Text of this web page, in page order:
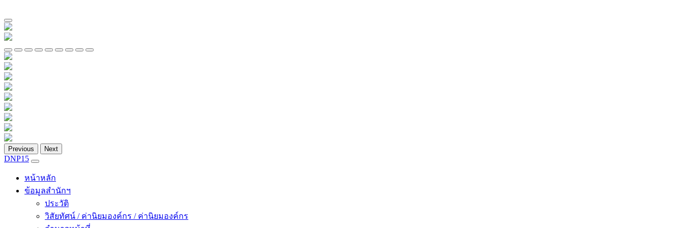
Previous Next
DNP15
หน้าหลัก
ข้อมูลสำนักฯ
ประวัติ
วิสัยทัศน์ / ค่านิยมองค์กร / ค่านิยมองค์กร